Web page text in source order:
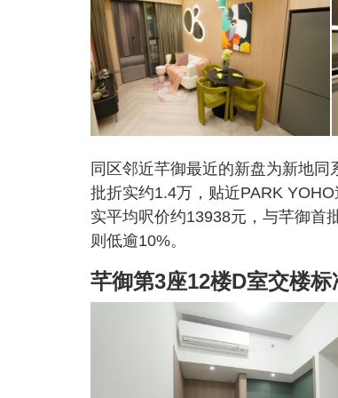
同区邻近芊御最近的新盘为新地
批折实约1.4万，贴近PARK
实平均呎价约13938元，与芊御首
则低逾10%。
芊御第3座12楼D室交楼标